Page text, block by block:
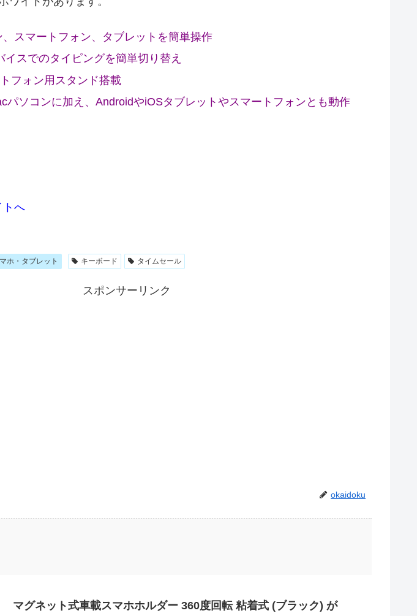
スマートフォン、タブレットを簡単操作
イスでのタイピングを簡単切り替え
フォン用スタンド搭載
パソコンに加え、AndroidやiOSタブレットやスマートフォンとも動作
トへ
ホ・タブレット キーボード タイムセール
スポンサーリンク
okaidoku
マグネット式車載スマホホルダー 360度回転 粘着式 (ブラック) が